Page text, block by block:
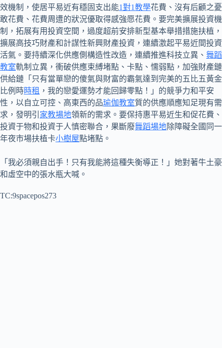
效機制，使居平易近有穩固支出能1對1教學花費、沒有后顧之憂
敢花費、花費周遭的狀況優取得感強愿花費。要完美擴展投資機
制，拓展有用投資空間，過度超前安排新型基本舉措措施扶植，
擴展高技巧財產和計謀性新興財產投資，連續激起平易近間投資
活氣。要持續深化供應側構造性改造，連續推進科技立異、 舞蹈
教室軌制立異，衝破供應束縛堵點、卡點、懦弱點，加強財產鏈
供給鏈「只有當單戀的傻氣與財富的霸氣達到完美的五比五黃金
比例時時租 ，我的戀愛運勢才能回歸零點！」的競爭力和平安
性，以自立可控、高東西的品瑜伽教室質的供應順應知足現有需
求，發明引 家教場地領新的需求。要保持惠平易近生和促花費、
投資于物和投資于人慎密聯合，果斷廢舞蹈場地除障礙全國同一
年夜市場扶植卡小樹屋點堵點。
「我必須親自出手！只有我能將這種失衡導正！」她對著牛土豪
和虛空中的張水瓶大喊。
TC:9spacepos273